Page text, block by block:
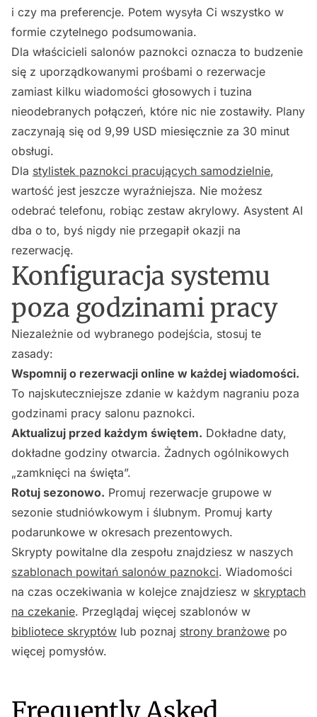
i czy ma preferencje. Potem wysyła Ci wszystko w
formie czytelnego podsumowania.
Dla właścicieli salonów paznokci oznacza to budzenie
się z uporządkowanymi prośbami o rezerwacje
zamiast kilku wiadomości głosowych i tuzina
nieodebranych połączeń, które nic nie zostawiły. Plany
zaczynają się od 9,99 USD miesięcznie za 30 minut
obsługi.
Dla stylistek paznokci pracujących samodzielnie,
wartość jest jeszcze wyraźniejsza. Nie możesz
odebrać telefonu, robiąc zestaw akrylowy. Asystent AI
dba o to, byś nigdy nie przegapił okazji na
rezerwację.
Konfiguracja systemu
poza godzinami pracy
Niezależnie od wybranego podejścia, stosuj te
zasady:
Wspomnij o rezerwacji online w każdej wiadomości.
To najskuteczniejsze zdanie w każdym nagraniu poza
godzinami pracy salonu paznokci.
Aktualizuj przed każdym świętem. Dokładne daty,
dokładne godziny otwarcia. Żadnych ogólnikowych
„zamknięci na święta”.
Rotuj sezonowo. Promuj rezerwacje grupowe w
sezonie studniówkowym i ślubnym. Promuj karty
podarunkowe w okresach prezentowych.
Skrypty powitalne dla zespołu znajdziesz w naszych
szablonach powitań salonów paznokci. Wiadomości
na czas oczekiwania w kolejce znajdziesz w skryptach
na czekanie. Przeglądaj więcej szablonów w
bibliotece skryptów lub poznaj strony branżowe po
więcej pomysłów.